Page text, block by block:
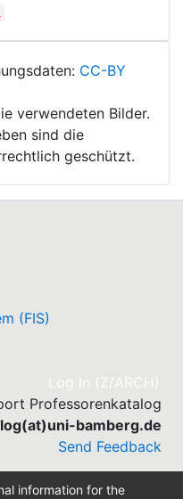
CC-BY
verwendeten Bilder.
sind die
geschützt.
(FIS)
Log In (Z/ARCH)
Professorenkatalog
bamberg.de
Send Feedback
information for the